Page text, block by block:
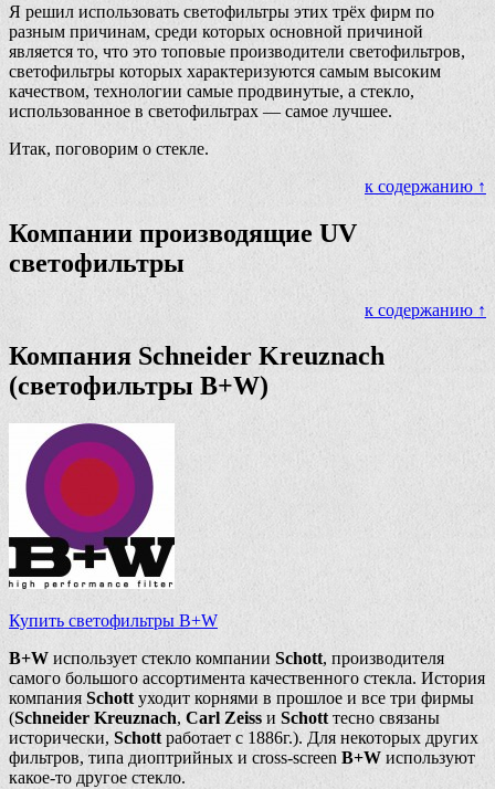
Я решил использовать светофильтры этих трёх фирм по
разным причинам, среди которых основной причиной
является то, что это топовые производители светофильтров,
светофильтры которых характеризуются самым высоким
качеством, технологии самые продвинутые, а стекло,
использованное в светофильтрах — самое лучшее.
Итак, поговорим о стекле.
к содержанию ↑
Компании производящие UV
светофильтры
к содержанию ↑
Компания Schneider Kreuznach
(светофильтры B+W)
Купить светофильтры B+W
B+W использует стекло компании Schott, производителя
самого большого ассортимента качественного стекла. История
компания Schott уходит корнями в прошлое и все три фирмы
(Schneider Kreuznach, Carl Zeiss и Schott тесно связаны
исторически, Schott работает с 1886г.). Для некоторых других
фильтров, типа диоптрийных и cross-screen B+W используют
какое-то другое стекло.